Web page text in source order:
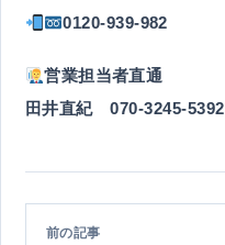
0120-939-982
営業担当者直通
田井直紀 070-3245-5392
前の記事